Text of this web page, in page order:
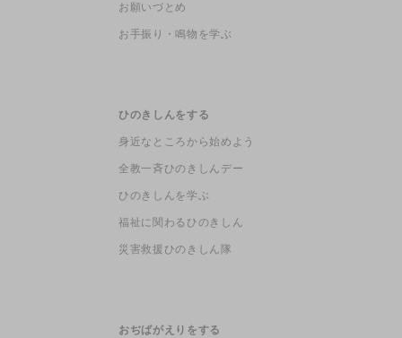
お願いづとめ
お手振り・鳴物を学ぶ
ひのきしんをする
身近なところから始めよう
全教一斉ひのきしんデー
ひのきしんを学ぶ
福祉に関わるひのきしん
災害救援ひのきしん隊
おぢばがえりをする